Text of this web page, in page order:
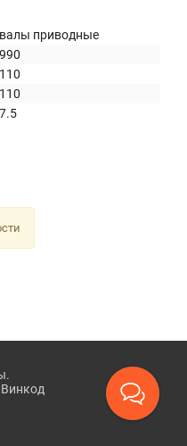
валы приводные
990
110
110
7.5
Винкод